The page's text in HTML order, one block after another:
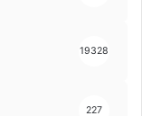
19328
227